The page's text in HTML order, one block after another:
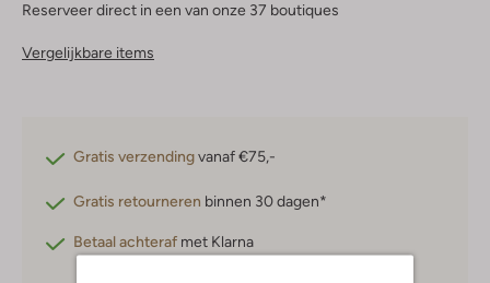
Reserveer direct in een van onze 37 boutiques
Vergelijkbare items
Gratis verzendingvanaf €75,-
Gratis retourneren binnen 30 dagen*
Betaal achteraf met Klarna